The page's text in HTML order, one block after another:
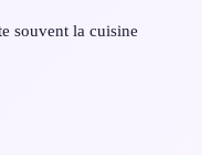
souvent la cuisine